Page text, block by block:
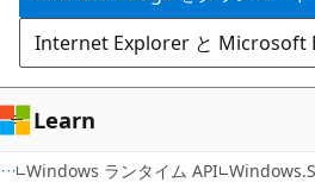
に
ス
キ
ッ
プ
シ
ョ
ン
に
ス
キ
Internet Explorer と Microsoft
Learn
Windows ランタイム API